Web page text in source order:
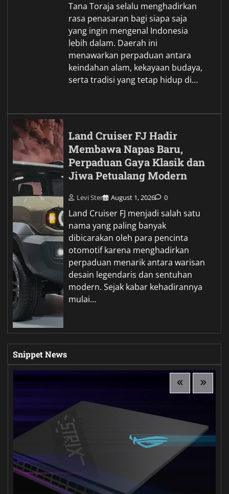
Tana Toraja selalu menghadirkan
rasa penasaran bagi siapa saja
yang ingin mengenal Indonesia
lebih dalam. Daerah ini
menawarkan perpaduan antara
keindahan alam, kekayaan budaya,
serta tradisi yang tetap hidup di…
Land Cruiser FJ Hadir
Membawa Napas Baru,
Perpaduan Gaya Klasik dan
Jiwa Petualang Modern
Levi Ster August 1, 2026 0
Land Cruiser FJ menjadi salah satu
nama yang paling banyak
dibicarakan oleh para pencinta
otomotif karena menghadirkan
perpaduan menarik antara warisan
desain legendaris dan sentuhan
modern. Sejak kabar kehadirannya
mulai…
Snippet News